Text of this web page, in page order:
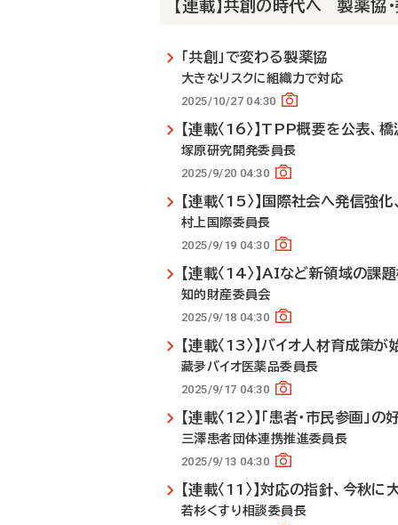
【連載】共創の時代へ 製薬協
「共創」で変わる製薬協
大きなリスクに組織力で対応
2025/10/27 04:30
【連載〈16〉】TPP概要を公表、
塚原研究開発委員長
2025/9/20 04:30
【連載〈15〉】国際社会へ発信強
村上国際委員長
2025/9/19 04:30
【連載〈14〉】AIなど新領域の課
知的財産委員会
2025/9/18 04:30
【連載〈13〉】バイオ人材育成策が
藏夛バイオ医薬品委員長
2025/9/17 04:30
【連載〈12〉】「患者・市民参画」
三澤患者団体連携推進委員長
2025/9/13 04:30
【連載〈11〉】対応の指針、今秋に
若杉くすり相談委員長